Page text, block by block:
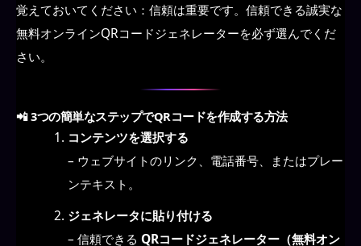
覚えておいてください：信頼は重要です。信頼できる誠実な
無料オンラインQRコードジェネレーターを必ず選んでくだ
さい。
📲 3つの簡単なステップでQRコードを作成する方法
コンテンツを選択する
– ウェブサイトのリンク、電話番号、またはプレー
ンテキスト。
ジェネレータに貼り付ける
– 信頼できる QRコードジェネレーター（無料オン